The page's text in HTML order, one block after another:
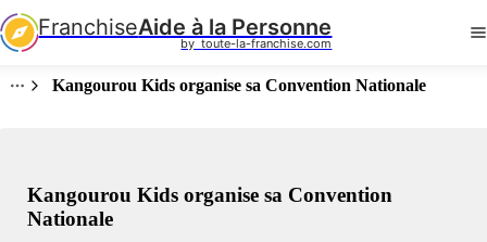
FranchiseAide à la Personne
by  toute-la-franchise.com
Kangourou Kids organise sa Convention Nationale
Kangourou Kids organise sa Convention
Nationale